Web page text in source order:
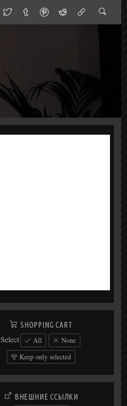
SHOPPING CART
Select All
None
Keep only selected
ВНЕШНИЕ ССЫЛКИ